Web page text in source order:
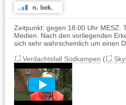
n. bek.
Zeitpunkt: gegen 18:00 Uhr MESZ.
Medien. Nach den vorliegenden
sich sehr wahrscheinlich um einen
Verdachtsfall Südkampen (